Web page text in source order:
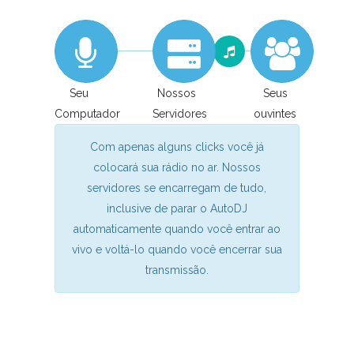
Seu
Computador
Nossos
Servidores
Seus
ouvintes
Com apenas alguns clicks você já
colocará sua rádio no ar. Nossos
servidores se encarregam de tudo,
inclusive de parar o AutoDJ
automaticamente quando você entrar ao
vivo e voltá-lo quando você encerrar sua
transmissão.